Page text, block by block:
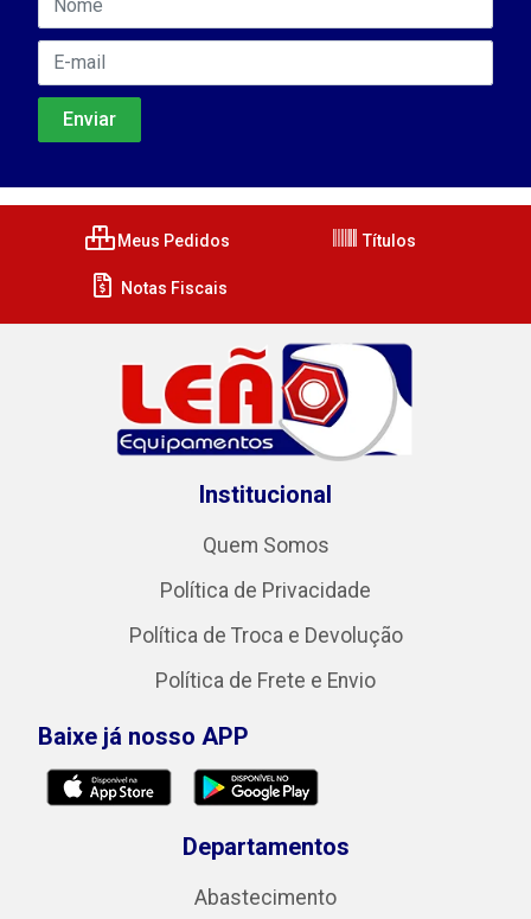
Meus Pedidos Títulos
Notas Fiscais
Institucional
Quem Somos
Política de Privacidade
Política de Troca e Devolução
Política de Frete e Envio
Baixe já nosso APP
Departamentos
Abastecimento